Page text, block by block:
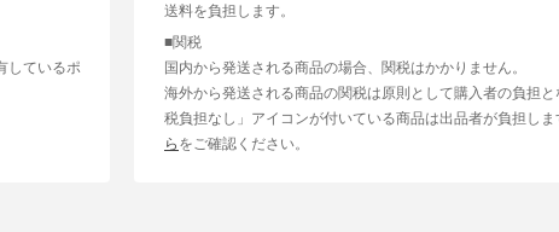
しているポ
送料を負担します。
■関税
国内から発送される商品の場合、関税はかかりません。
海外から発送される商品の関税は原則として購入者の負担
税負担なし」アイコンが付いている商品は出品者が負担しま
ら をご確認ください。